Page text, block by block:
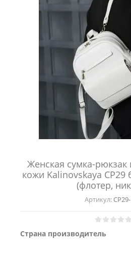
Женская сумка-рюкзак
кожи Kalinovskaya СР29
(флотер,
Артикул:
Страна производитель